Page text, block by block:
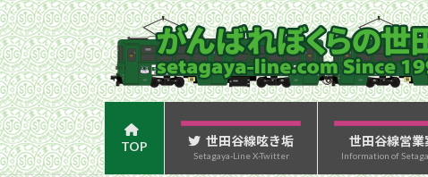
コ
ン
テ
ン
ツ
へ
ス
キ
ナ
ビ
ゲ
ー
シ
ョ
ン
に
TOP 世田谷線呟き垢
Setagaya-Line X-Twitter
世田谷線営業
Information of